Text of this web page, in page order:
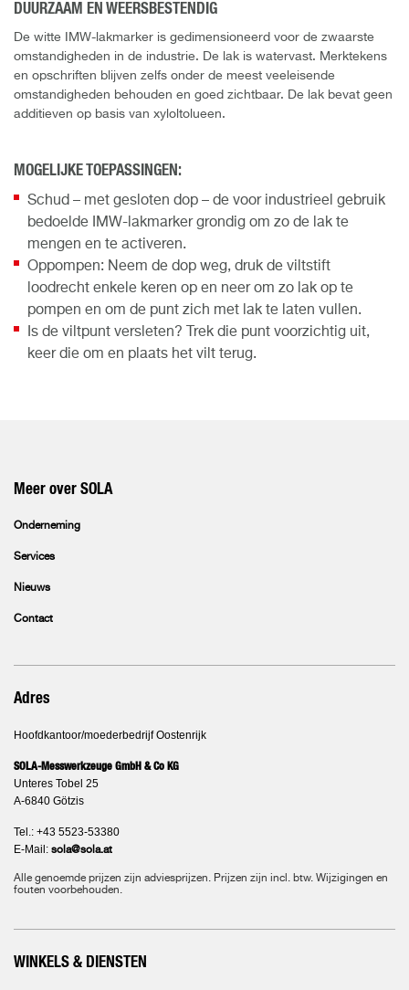
DUURZAAM EN WEERSBESTENDIG
De witte IMW-lakmarker is gedimensioneerd voor de zwaarste
omstandigheden in de industrie. De lak is watervast. Merktekens
en opschriften blijven zelfs onder de meest veeleisende
omstandigheden behouden en goed zichtbaar. De lak bevat geen
additieven op basis van xyloltolueen.
MOGELIJKE TOEPASSINGEN:
Schud – met gesloten dop – de voor industrieel gebruik
bedoelde IMW-lakmarker grondig om zo de lak te
mengen en te activeren.
Oppompen: Neem de dop weg, druk de viltstift
loodrecht enkele keren op en neer om zo lak op te
pompen en om de punt zich met lak te laten vullen.
Is de viltpunt versleten? Trek die punt voorzichtig uit,
keer die om en plaats het vilt terug.
Meer over SOLA
Onderneming
Services
Nieuws
Contact
Adres
Hoofdkantoor/moederbedrijf Oostenrijk
SOLA-Messwerkzeuge GmbH & Co KG
Unteres Tobel 25
A-6840 Götzis
Tel.: +43 5523-53380
E-Mail: sola@sola.at
Alle genoemde prijzen zijn adviesprijzen. Prijzen zijn incl. btw. Wijzigingen en
fouten voorbehouden.
WINKELS & DIENSTEN